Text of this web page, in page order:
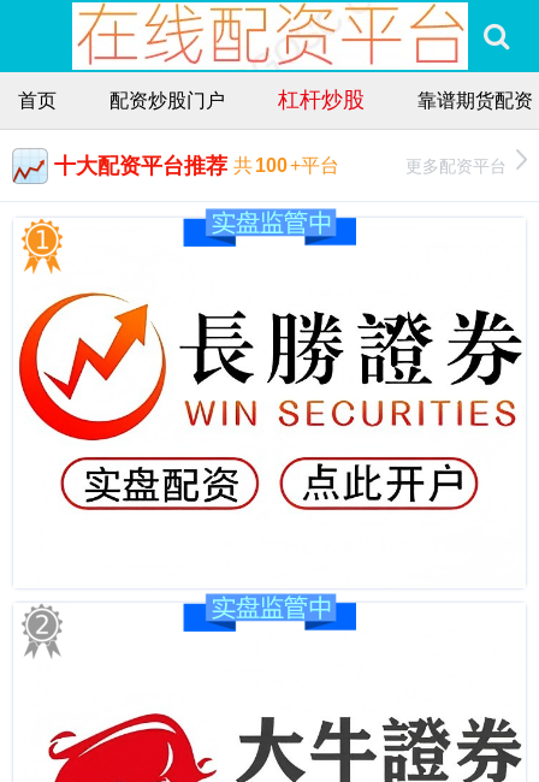
首页 配资炒股门户 杠杆炒股 靠谱期货配资
十大配资平台推荐 共100+平台 更多配资平台